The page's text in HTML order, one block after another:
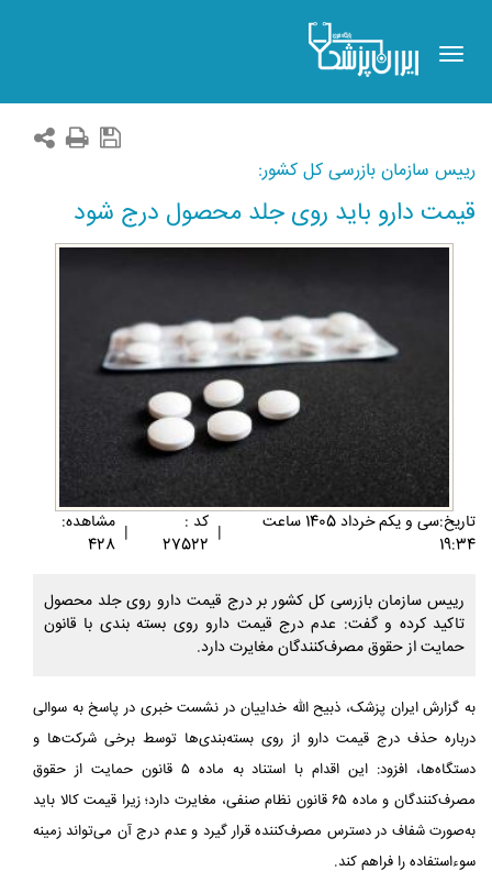
Toggle
navigation
رییس سازمان بازرسی کل کشور:
قیمت دارو باید روی جلد محصول درج شود
تاريخ:سی و يکم خرداد 1405 ساعت
19:34
| کد :
27522
| مشاهده:
428
رییس سازمان بازرسی کل کشور بر درج قیمت دارو روی جلد محصول
تاکید کرده و گفت: عدم درج قیمت دارو روی بسته بندی با قانون
حمایت از حقوق مصرف‌کنندگان مغایرت دارد.
به گزارش ایران پزشک، ذبیح الله خداییان در نشست خبری در پاسخ به سوالی
درباره حذف درج قیمت دارو از روی بسته‌بندی‌ها توسط برخی شرکت‌ها و
دستگاه‌ها، افزود: این اقدام با استناد به ماده ۵ قانون حمایت از حقوق
مصرف‌کنندگان و ماده ۶۵ قانون نظام صنفی، مغایرت دارد؛ زیرا قیمت کالا باید
به‌صورت شفاف در دسترس مصرف‌کننده قرار گیرد و عدم درج آن می‌تواند زمینه
سوءاستفاده را فراهم کند.